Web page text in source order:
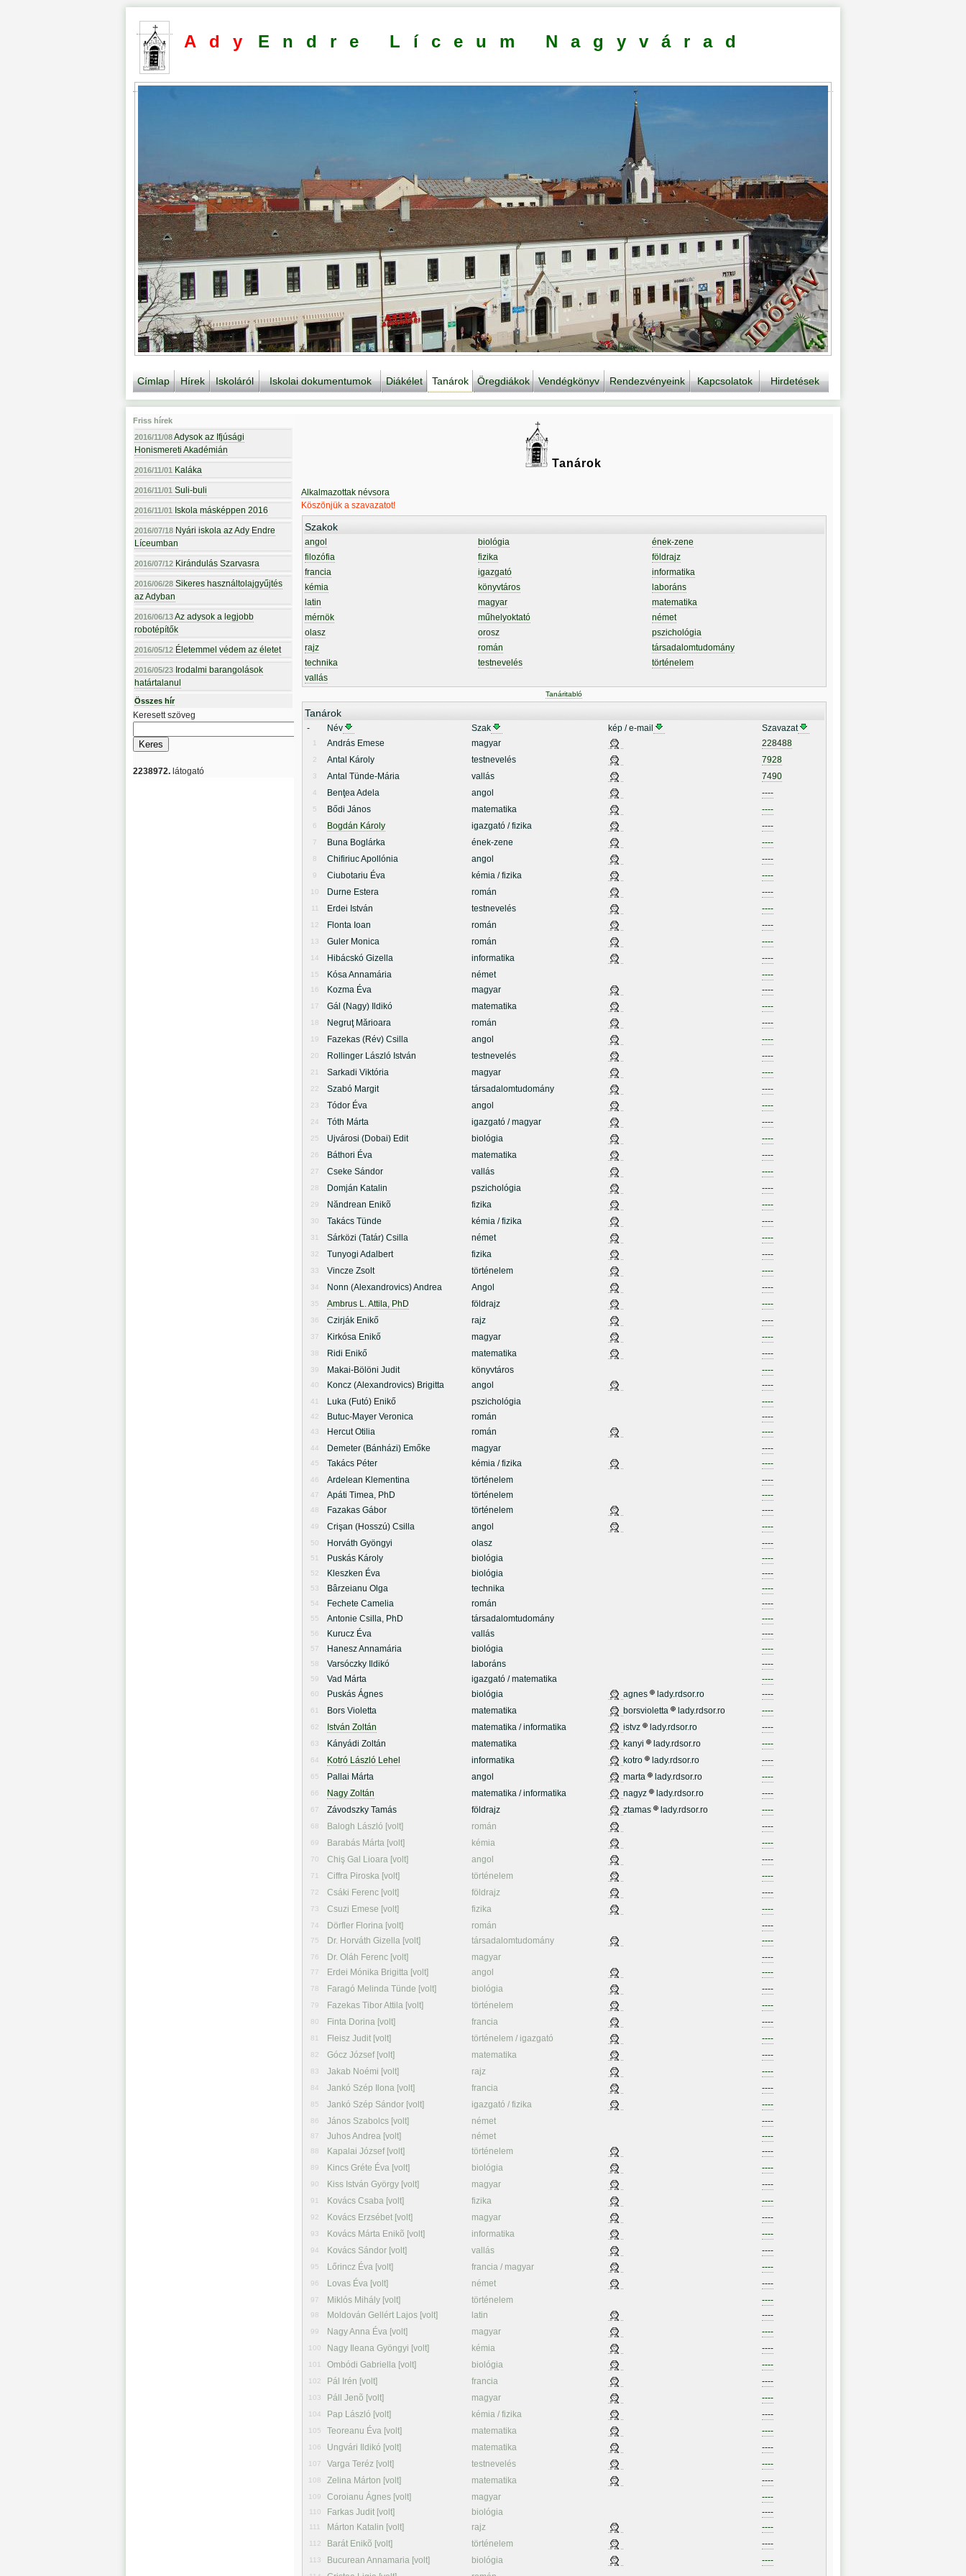
Ady Endre Líceum Nagyvárad
Címlap Hírek Iskoláról Iskolai dokumentumok Diákélet Tanárok Öregdiákok Vendégkönyv Rendezvényeink Kapcsolatok Hirdetések
Friss hírek
2016/11/08Adysok az Ifjúsági
Honismereti Akadémián
2016/11/01 Kaláka
2016/11/01 Suli-buli
2016/11/01 Iskola másképpen 2016
2016/07/18 Nyári iskola az Ady Endre
Líceumban
2016/07/12 Kirándulás Szarvasra
2016/06/28 Sikeres használtolajgyűjtés
az Adyban
2016/06/13Az adysok a legjobb
robotépítők
2016/05/12 Életemmel védem az életet
2016/05/23 Irodalmi barangolások
határtalanul
Összes hír
Keresett szöveg
2238972. látogató
Tanárok
Alkalmazottak névsora
Köszönjük a szavazatot!
Szakok
angol biológia
ének-zene
filozófia
fizika
földrajz
francia
igazgató
informatika
kémia
könyvtáros
laboráns
latin
magyar
matematika
mérnök
műhelyoktató
német
olasz
orosz
pszichológia
rajz
román
társadalomtudomány
technika
testnevelés
történelem
vallás
Tanáritabló
Tanárok
- Név Szak kép / e-mail Szavazat
1 András Emese magyar 228488
2 Antal Károly testnevelés 7928
3 Antal Tünde-Mária vallás 7490
4 Benţea Adela angol ----
5 Bődi János matematika ----
6 Bogdán Károly igazgató / fizika ----
7 Buna Boglárka ének-zene ----
8 Chifiriuc Apollónia angol ----
9 Ciubotariu Éva kémia / fizika ----
10 Durne Estera román ----
11 Erdei István testnevelés ----
12 Flonta Ioan román ----
13 Guler Monica román ----
14 Hibácskó Gizella informatika ----
15 Kósa Annamária német ----
16 Kozma Éva magyar ----
17 Gál (Nagy) Ildikó matematika ----
18 Negruţ Mărioara román ----
19 Fazekas (Rév) Csilla angol ----
20 Rollinger László István testnevelés ----
21 Sarkadi Viktória magyar ----
22 Szabó Margit társadalomtudomány ----
23 Tódor Éva angol ----
24 Tóth Márta igazgató / magyar ----
25 Ujvárosi (Dobai) Edit biológia ----
26 Báthori Éva matematika ----
27 Cseke Sándor vallás ----
28 Domján Katalin pszichológia ----
29 Năndrean Enikõ fizika ----
30 Takács Tünde kémia / fizika ----
31 Sárközi (Tatár) Csilla német ----
32 Tunyogi Adalbert fizika ----
33 Vincze Zsolt történelem ----
34 Nonn (Alexandrovics) Andrea Angol ----
35 Ambrus L. Attila, PhD földrajz ----
36 Czirják Enikő rajz ----
37 Kirkósa Enikő magyar ----
38 Ridi Enikő matematika ----
39 Makai-Bölöni Judit könyvtáros ----
40 Koncz (Alexandrovics) Brigitta angol ----
41 Luka (Futó) Enikő pszichológia ----
42 Butuc-Mayer Veronica román ----
43 Hercut Otilia román ----
44 Demeter (Bánházi) Emőke magyar ----
45 Takács Péter kémia / fizika ----
46 Ardelean Klementina történelem ----
47 Apáti Timea, PhD történelem ----
48 Fazakas Gábor történelem ----
49 Crişan (Hosszú) Csilla angol ----
50 Horváth Gyöngyi olasz ----
51 Puskás Károly biológia ----
52 Kleszken Éva biológia ----
53 Bârzeianu Olga technika ----
54 Fechete Camelia román ----
55 Antonie Csilla, PhD társadalomtudomány ----
56 Kurucz Éva vallás ----
57 Hanesz Annamária biológia ----
58 Varsóczky Ildikó laboráns ----
59 Vad Márta igazgató / matematika ----
60 Puskás Ágnes biológia agnes lady.rdsor.ro ----
61 Bors Violetta matematika borsvioletta lady.rdsor.ro ----
62 István Zoltán matematika / informatika istvz lady.rdsor.ro ----
63 Kányádi Zoltán matematika kanyi lady.rdsor.ro ----
64 Kotró László Lehel informatika kotro lady.rdsor.ro ----
65 Pallai Márta angol marta lady.rdsor.ro ----
66 Nagy Zoltán matematika / informatika nagyz lady.rdsor.ro ----
67 Závodszky Tamás földrajz ztamas lady.rdsor.ro ----
68 Balogh László [volt] román ----
69 Barabás Márta [volt] kémia ----
70 Chiş Gal Lioara [volt] angol ----
71 Ciffra Piroska [volt] történelem ----
72 Csáki Ferenc [volt] földrajz ----
73 Csuzi Emese [volt] fizika ----
74 Dörfler Florina [volt] román ----
75 Dr. Horváth Gizella [volt] társadalomtudomány ----
76 Dr. Oláh Ferenc [volt] magyar ----
77 Erdei Mónika Brigitta [volt] angol ----
78 Faragó Melinda Tünde [volt] biológia ----
79 Fazekas Tibor Attila [volt] történelem ----
80 Finta Dorina [volt] francia ----
81 Fleisz Judit [volt] történelem / igazgató ----
82 Gócz József [volt] matematika ----
83 Jakab Noémi [volt] rajz ----
84 Jankó Szép Ilona [volt] francia ----
85 Jankó Szép Sándor [volt] igazgató / fizika ----
86 János Szabolcs [volt] német ----
87 Juhos Andrea [volt] német ----
88 Kapalai József [volt] történelem ----
89 Kincs Gréte Éva [volt] biológia ----
90 Kiss István György [volt] magyar ----
91 Kovács Csaba [volt] fizika ----
92 Kovács Erzsébet [volt] magyar ----
93 Kovács Márta Enikõ [volt] informatika ----
94 Kovács Sándor [volt] vallás ----
95 Lőrincz Éva [volt] francia / magyar ----
96 Lovas Éva [volt] német ----
97 Miklós Mihály [volt] történelem ----
98 Moldován Gellért Lajos [volt] latin ----
99 Nagy Anna Éva [volt] magyar ----
100 Nagy Ileana Gyöngyi [volt] kémia ----
101 Ombódi Gabriella [volt] biológia ----
102 Pál Irén [volt] francia ----
103 Páll Jenõ [volt] magyar ----
104 Pap László [volt] kémia / fizika ----
105 Teoreanu Éva [volt] matematika ----
106 Ungvári Ildikó [volt] matematika ----
107 Varga Teréz [volt] testnevelés ----
108 Zelina Márton [volt] matematika ----
109 Coroianu Ágnes [volt] magyar ----
110 Farkas Judit [volt] biológia ----
111 Márton Katalin [volt] rajz ----
112 Barát Enikõ [volt] történelem ----
113 Bucurean Annamaria [volt] biológia ----